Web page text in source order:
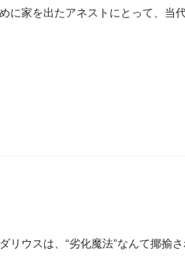
に家を出たアネストにとって、当
リウスは、“劣化魔法”なんて揶揄